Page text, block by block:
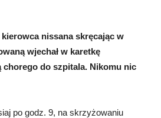
nissana skręcając w
wjechał w karetkę
chorego do szpitala. Nikomu nic
po godz. 9, na skrzyżowaniu